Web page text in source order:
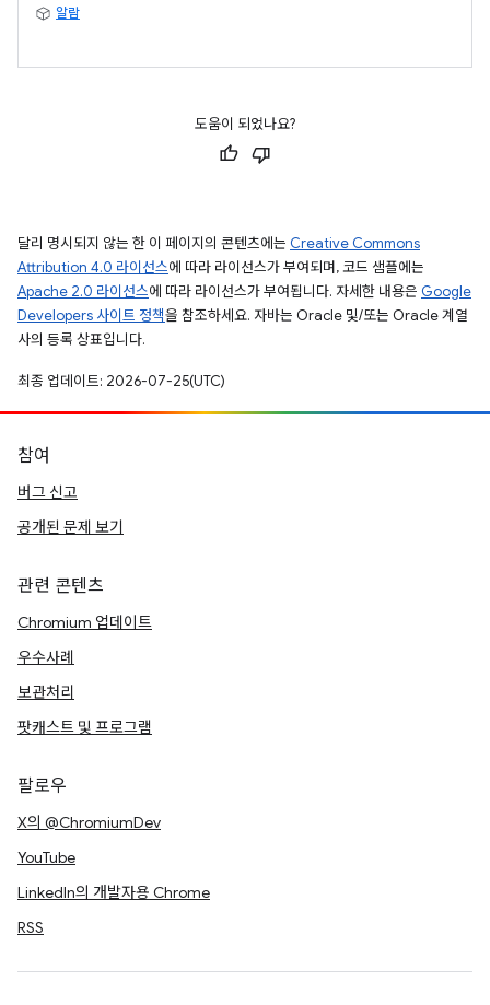
알람
도움이 되었나요?
달리 명시되지 않는 한 이 페이지의 콘텐츠에는 Creative Commons
Attribution 4.0 라이선스에 따라 라이선스가 부여되며, 코드 샘플에는
Apache 2.0 라이선스에 따라 라이선스가 부여됩니다. 자세한 내용은 Google
Developers 사이트 정책을 참조하세요. 자바는 Oracle 및/또는 Oracle 계열
사의 등록 상표입니다.
최종 업데이트: 2026-07-25(UTC)
참여
버그 신고
공개된 문제 보기
관련 콘텐츠
Chromium 업데이트
우수사례
보관처리
팟캐스트 및 프로그램
팔로우
X의 @ChromiumDev
YouTube
LinkedIn의 개발자용 Chrome
RSS